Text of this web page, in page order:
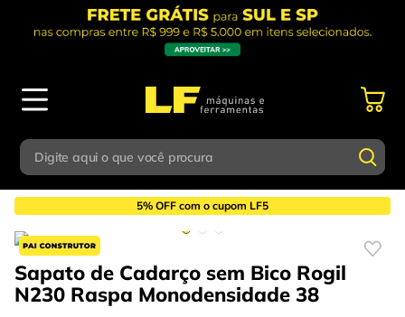
Digite aqui o que você procura
Digite aqui o que você procura
Roupas e Calçados de Proteção Botas, Botinas e Calçados
5% OFF com o cupom LF5
Sapato de Cadarço sem Bico Rogil
N230 Raspa Monodensidade 38
Termos mais buscados
1º parafusadeira
2º caixa ferramentas
esmerilhadeira
Termos mais buscados
º parafusadeira